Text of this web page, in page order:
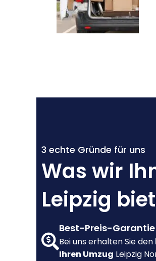
3 echte Gründe für uns
Was wir
Leipzig
Best-Preis-Garantie
Bei uns erhalten Sie den
Ihren Umzug Leipzig